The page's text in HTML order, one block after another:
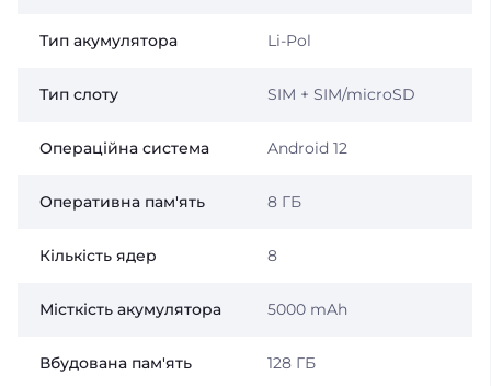
Тип акумулятора Li-Pol
Тип слоту SIM + SIM/microSD
Операційна система Android 12
Оперативна пам'ять 8 ГБ
Кількість ядер 8
Місткість акумулятора 5000 mAh
Вбудована пам'ять 128 ГБ